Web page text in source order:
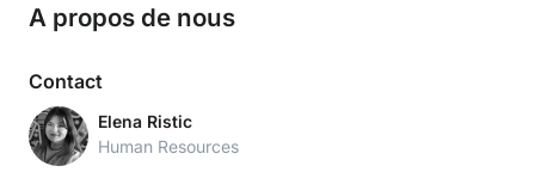
A propos de nous
Contact
Elena Ristic
Human Resources